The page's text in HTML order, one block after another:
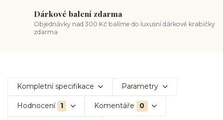
Dárkové balení zdarma
Objednávky nad 300 Kč balíme do luxusní dárkové krabičky
zdarma
Kompletní specifikace Parametry
Hodnocení 1 Komentáře 0